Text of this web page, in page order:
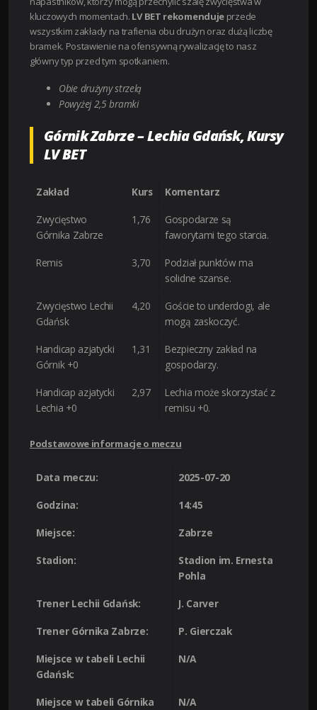
kluczowych momentach. LV BET rekomenduje przede
wszystkim zakłady na trafienia obu drużyn oraz dużą liczbę
bramek. Postawienie na ofensywną rywalizację to nasz
główny typ przed tym spotkaniem.
Obie drużyny strzelą
Powyżej 2,5 bramki
Górnik Zabrze – Lechia Gdańsk, Kursy
LV BET
Zakład Kurs Komentarz
Zwycięstwo
Górnika Zabrze
1,76
Gospodarze są
faworytami tego starcia.
Remis 3,70
Podział punktów ma
solidne szanse.
Zwycięstwo Lechii
Gdańsk
4,20
Goście to underdogi, ale
mogą zaskoczyć.
Handicap azjatycki
Górnik +0
1,31
Bezpieczny zakład na
gospodarzy.
Handicap azjatycki
Lechia +0
2,97
Lechia może skorzystać z
remisu +0.
Podstawowe informacje o meczu
Data meczu: 2025-07-20
Godzina: 14:45
Miejsce: Zabrze
Stadion:
Stadion im. Ernesta
Pohla
Trener Lechii Gdańsk: J. Carver
Trener Górnika Zabrze: P. Gierczak
Miejsce w tabeli Lechii
Gdańsk:
N/A
Miejsce w tabeli Górnika
N/A